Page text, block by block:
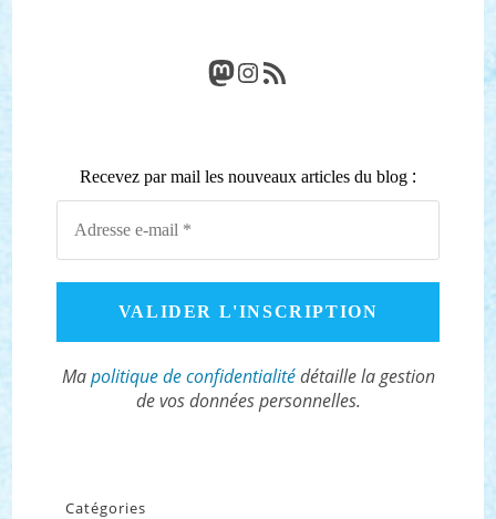
Mastodon
Instagram
Flux RSS
Recevez par mail les nouveaux articles du blog :
Mapolitique de confidentialitédétaille la gestion
de vos données personnelles.
Catégories